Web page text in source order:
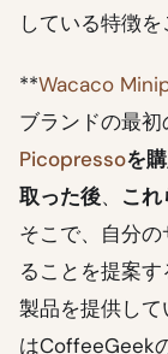
している特徴を
**Wacaco
ブランドの最初
Picopressoを
取った後、 こ
そこで、自分
ることを提案す
製品を提供し
はCoffeeGeek